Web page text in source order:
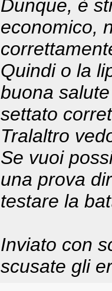
Dunque, è
economico,
Quindi o la
buona
settato
Tralaltro
Se vuoi
una prova
testare la
Inviato con
scusate gli